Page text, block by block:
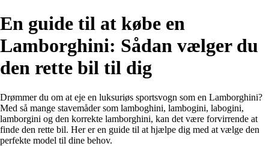
En guide til at købe en
Lamborghini: Sådan vælger du
den rette bil til dig
Drømmer du om at eje en luksuriøs sportsvogn som en Lamborghini?
Med så mange stavemåder som lamboghini, lambogini, labogini,
lamborgini og den korrekte lamborghini, kan det være forvirrende at
finde den rette bil. Her er en guide til at hjælpe dig med at vælge den
perfekte model til dine behov.